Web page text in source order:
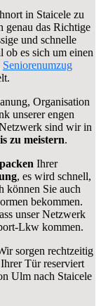
in Staicele zu
genau das Richtige
und schnelle
ob es sich um einen
Seniorenumzug
Organisation
unserer engen
sind wir in
zu meistern.
Ihrer
, es wird schnell,
können Sie auch
bekommen.
unser Netzwerk
Lkw kommen.
sorgen rechtzeitig
Tür reserviert
Ulm nach Staicele